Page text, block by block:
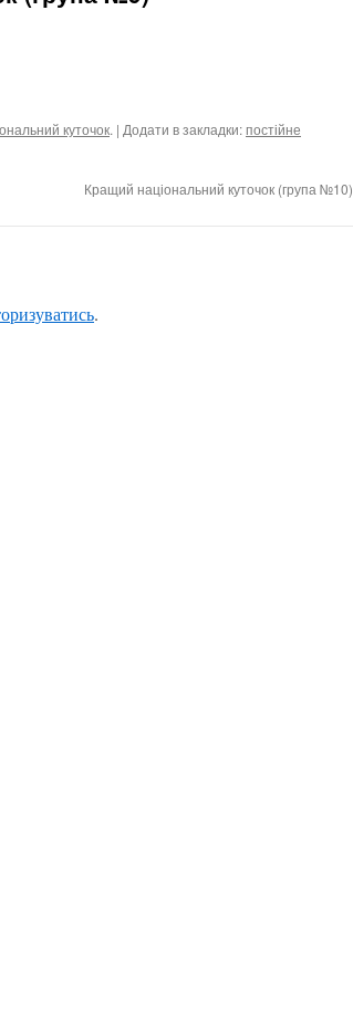
куточок. | Додати в закладки:постійне
Кращий національний куточок (група №10)
.